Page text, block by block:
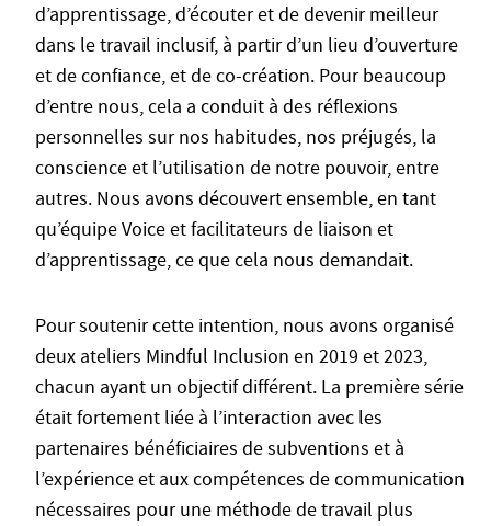
d’apprentissage, d’écouter et de devenir meilleur
dans le travail inclusif, à partir d’un lieu d’ouverture
et de confiance, et de co-création. Pour beaucoup
d’entre nous, cela a conduit à des réflexions
personnelles sur nos habitudes, nos préjugés, la
conscience et l’utilisation de notre pouvoir, entre
autres. Nous avons découvert ensemble, en tant
qu’équipe Voice et facilitateurs de liaison et
d’apprentissage, ce que cela nous demandait.
Pour soutenir cette intention, nous avons organisé
deux ateliers Mindful Inclusion en 2019 et 2023,
chacun ayant un objectif différent. La première série
était fortement liée à l’interaction avec les
partenaires bénéficiaires de subventions et à
l’expérience et aux compétences de communication
nécessaires pour une méthode de travail plus